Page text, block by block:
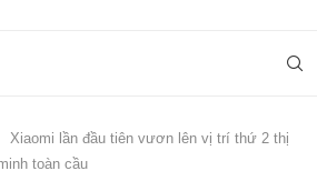
Xiaomi lần đầu tiên vươn lên vị trí thứ 2 thị
toàn cầu